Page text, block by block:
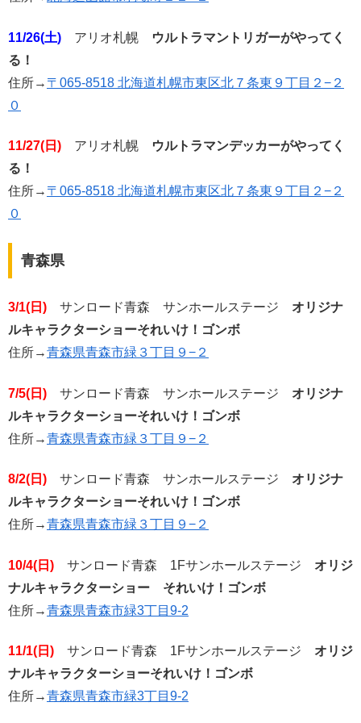
11/26(土) アリオ札幌
ウルトラマントリガーがやってく
る！
住所→ 〒065-8518 北海道札幌市東区北７条東９丁目２−２
０
11/27(日) アリオ札幌
ウルトラマンデッカーがやってく
る！
住所→ 〒065-8518 北海道札幌市東区北７条東９丁目２−２
０
青森県
3/1(日) サンロード青森 サンホールステージ オリジナ
ルキャラクターショーそれいけ！ゴンボ
住所→青森県青森市緑３丁目９−２
7/5(日) サンロード青森 サンホールステージ オリジナ
ルキャラクターショーそれいけ！ゴンボ
住所→青森県青森市緑３丁目９−２
8/2(日) サンロード青森 サンホールステージ オリジナ
ルキャラクターショーそれいけ！ゴンボ
住所→青森県青森市緑３丁目９−２
10/4(日) サンロード青森 1Fサンホールステージ オリジ
ナルキャラクターショー それいけ！ゴンボ
住所→青森県青森市緑3丁目9-2
11/1(日) サンロード青森 1Fサンホールステージ オリジ
ナルキャラクターショーそれいけ！ゴンボ
住所→青森県青森市緑3丁目9-2